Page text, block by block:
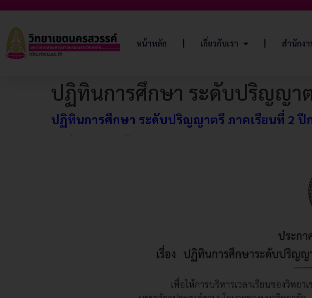
หน้าหลัก เกี่ยวกับเรา สำนักง
ปฏิทินการศึกษา ระดับปริญญา
ปฏิทินการศึกษา ระดับปริญญาตรี ภาคเรียนที่ 2 ปี